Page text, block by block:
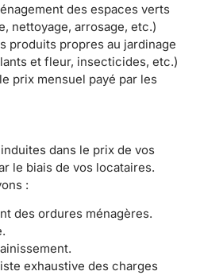
des espaces verts
nettoyage, arrosage, etc.)
produits propres au jardinage
et fleur, insecticides, etc.)
prix mensuel payé par les
dans le prix de vos
le biais de vos locataires.
:
des ordures ménagères.
exhaustive des charges